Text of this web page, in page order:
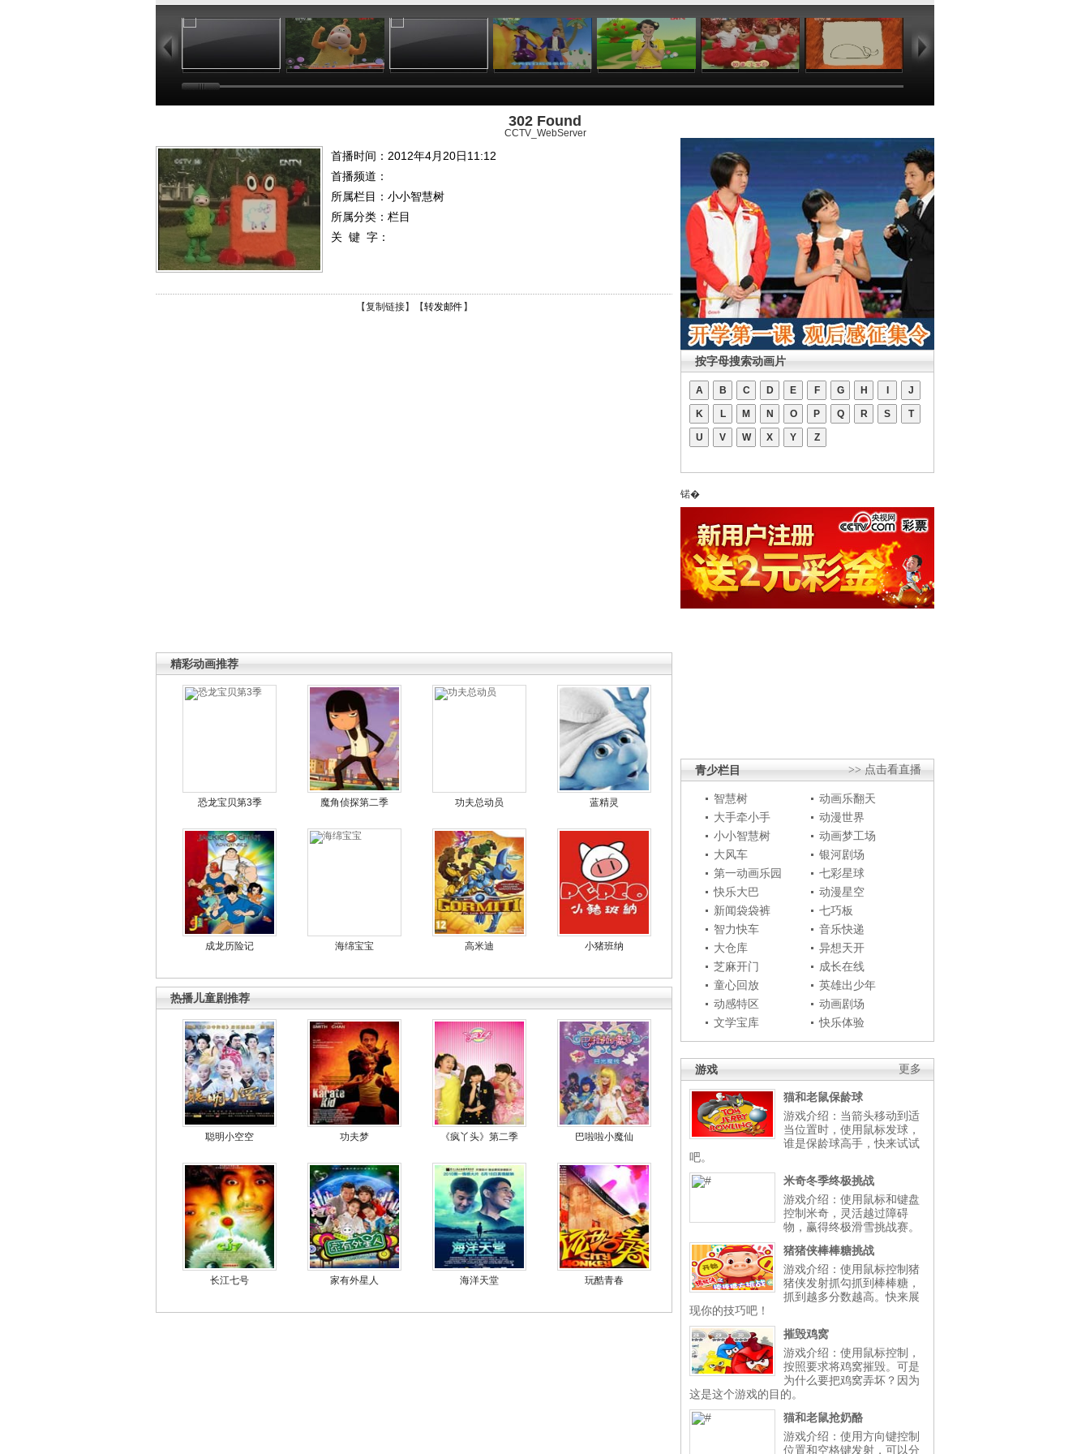
01:02 03:24 01:26 00:58 04:40 01:36 06:49
302 Found
CCTV_WebServer
首播时间：2012年4月20日11:12
首播频道：
所属栏目： 小小智慧树
所属分类：栏目
关 键 字：
【复制链接】【转发邮件 】
精彩动画推荐
恐龙宝贝第3季 魔角侦探第二季 功夫总动员 蓝精灵
成龙历险记 海绵宝宝 高米迪 小猪班纳
热播儿童剧推荐
聪明小空空 功夫梦 《疯丫头》第二季 巴啦啦小魔仙
长江七号 家有外星人 海洋天堂 玩酷青春
按字母搜索动画片
A B C D E F G H J
K L M N O P Q R S T
U V W X Y Z
锘�
>> 点击看直播
青少栏目
智慧树
动画乐翻天
大手牵小手
动漫世界
小小智慧树
动画梦工场
大风车
银河剧场
第一动画乐园
七彩星球
快乐大巴
动漫星空
新闻袋袋裤
七巧板
智力快车
音乐快递
大仓库
异想天开
芝麻开门
成长在线
童心回放
英雄出少年
动感特区
动画剧场
文学宝库
快乐体验
更多
游戏
猫和老鼠保龄球
游戏介绍：当箭头移动到适
当位置时，使用鼠标发球，
谁是保龄球高手，快来试试
吧。
米奇冬季终极挑战
游戏介绍：使用鼠标和键盘
控制米奇，灵活越过障碍
物，赢得终极滑雪挑战赛。
猪猪侠棒棒糖挑战
游戏介绍：使用鼠标控制猪
猪侠发射抓勾抓到棒棒糖，
抓到越多分数越高。快来展
现你的技巧吧！
摧毁鸡窝
游戏介绍：使用鼠标控制，
按照要求将鸡窝摧毁。可是
为什么要把鸡窝弄坏？因为
这是这个游戏的目的。
猫和老鼠抢奶酪
游戏介绍：使用方向键控制
位置和空格键发射，可以分